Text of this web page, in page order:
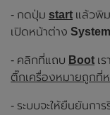
- กดปุ่ม start แล้วพิ
เปิดหน้าต่าง
- คลิกที่แถบ Boot เ
ติ๊กเครื่องหมายถูกที่ห
- ระบบจะให้ยืนยันกา